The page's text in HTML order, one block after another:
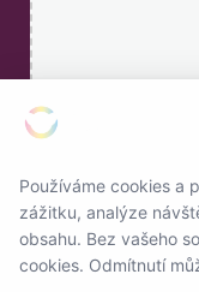
Pro
Používáme cookies a
zážitku, analýze
obsahu. Bez vašeho
cookies. Odmítnutí